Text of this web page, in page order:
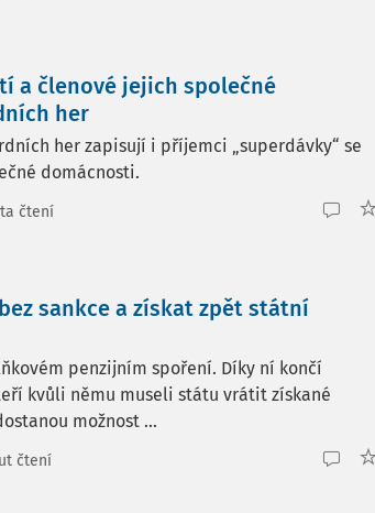
a členové jejich společné
her
her zapisují i příjemci „superdávky“ se
domácnosti.
čtení
sankce a získat zpět státní
penzijním spoření. Díky ní končí
kvůli němu museli státu vrátit získané
možnost ...
čtení